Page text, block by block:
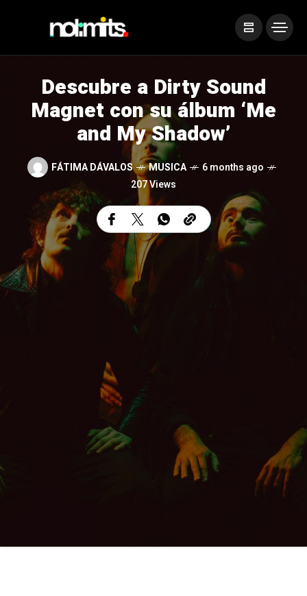
Descubre a Dirty Sound
Magnet con su álbum ‘Me
and My Shadow’
FÁTIMA DÁVALOS MUSICA
6 months ago
207 Views